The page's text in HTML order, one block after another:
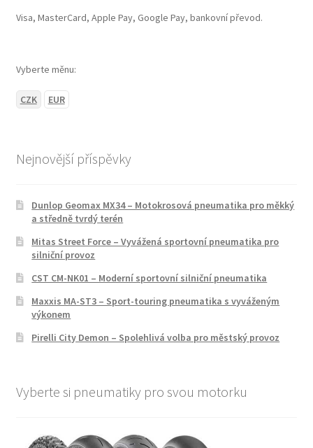
Visa, MasterCard, Apple Pay, Google Pay, bankovní převod.
Vyberte měnu:
CZK EUR
Nejnovější příspěvky
Dunlop Geomax MX34 – Motokrosová pneumatika pro měkký
a středně tvrdý terén
Mitas Street Force – Vyvážená sportovní pneumatika pro
silniční provoz
CST CM-NK01 – Moderní sportovní silniční pneumatika
Maxxis MA-ST3 – Sport-touring pneumatika s vyváženým
výkonem
Pirelli City Demon – Spolehlivá volba pro městský provoz
Vyberte si pneumatiky pro svou motorku